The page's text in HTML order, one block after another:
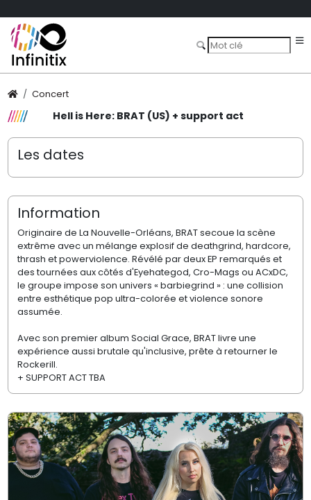
Concert
Hell is Here: BRAT (US) + support act
Les dates
Information
Originaire de La Nouvelle-Orléans, BRAT secoue la scène
extrême avec un mélange explosif de deathgrind, hardcore,
thrash et powerviolence. Révélé par deux EP remarqués et
des tournées aux côtés d'Eyehategod, Cro-Mags ou ACxDC,
le groupe impose son univers « barbiegrind » : une collision
entre esthétique pop ultra-colorée et violence sonore
assumée.
Avec son premier album Social Grace, BRAT livre une
expérience aussi brutale qu'inclusive, prête à retourner le
Rockerill.
+ SUPPORT ACT TBA